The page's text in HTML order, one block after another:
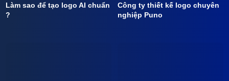
Làm sao để tạo logo AI chuẩn
?
Công ty thiết kế logo chuyên
nghiệp Puno